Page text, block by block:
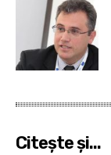
Citeşte şi...